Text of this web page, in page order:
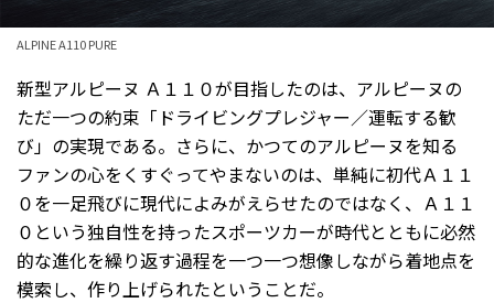
ALPINE A110 PURE
新型アルピーヌ Ａ１１０が目指したのは、アルピーヌの
ただ一つの約束「ドライビングプレジャー／運転する歓
び」の実現である。さらに、かつてのアルピーヌを知る
ファンの心をくすぐってやまないのは、単純に初代Ａ１１
０を一足飛びに現代によみがえらせたのではなく、Ａ１１
０という独自性を持ったスポーツカーが時代とともに必然
的な進化を繰り返す過程を一つ一つ想像しながら着地点を
模索し、作り上げられたということだ。